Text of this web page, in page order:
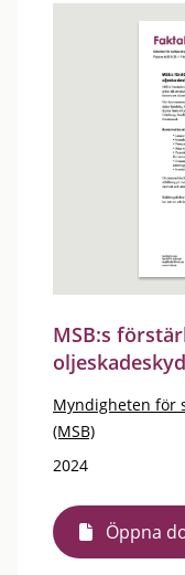
MSB:s
Myndigheten för
(MSB)
2024
Öppna